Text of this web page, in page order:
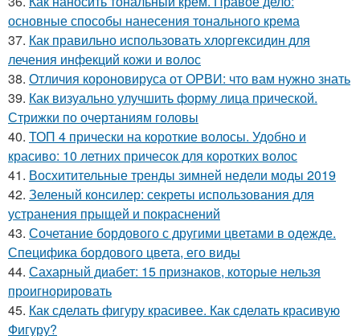
основные способы нанесения тонального крема
37. Как правильно использовать хлоргексидин для
лечения инфекций кожи и волос
38. Отличия короновируса от ОРВИ: что вам нужно знать
39. Как визуально улучшить форму лица прической.
Стрижки по очертаниям головы
40. ТОП 4 прически на короткие волосы. Удобно и
красиво: 10 летних причесок для коротких волос
41. Восхитительные тренды зимней недели моды 2019
42. Зеленый консилер: секреты использования для
устранения прыщей и покраснений
43. Сочетание бордового с другими цветами в одежде.
Специфика бордового цвета, его виды
44. Сахарный диабет: 15 признаков, которые нельзя
проигнорировать
45. Как сделать фигуру красивее. Как сделать красивую
Фигуру?